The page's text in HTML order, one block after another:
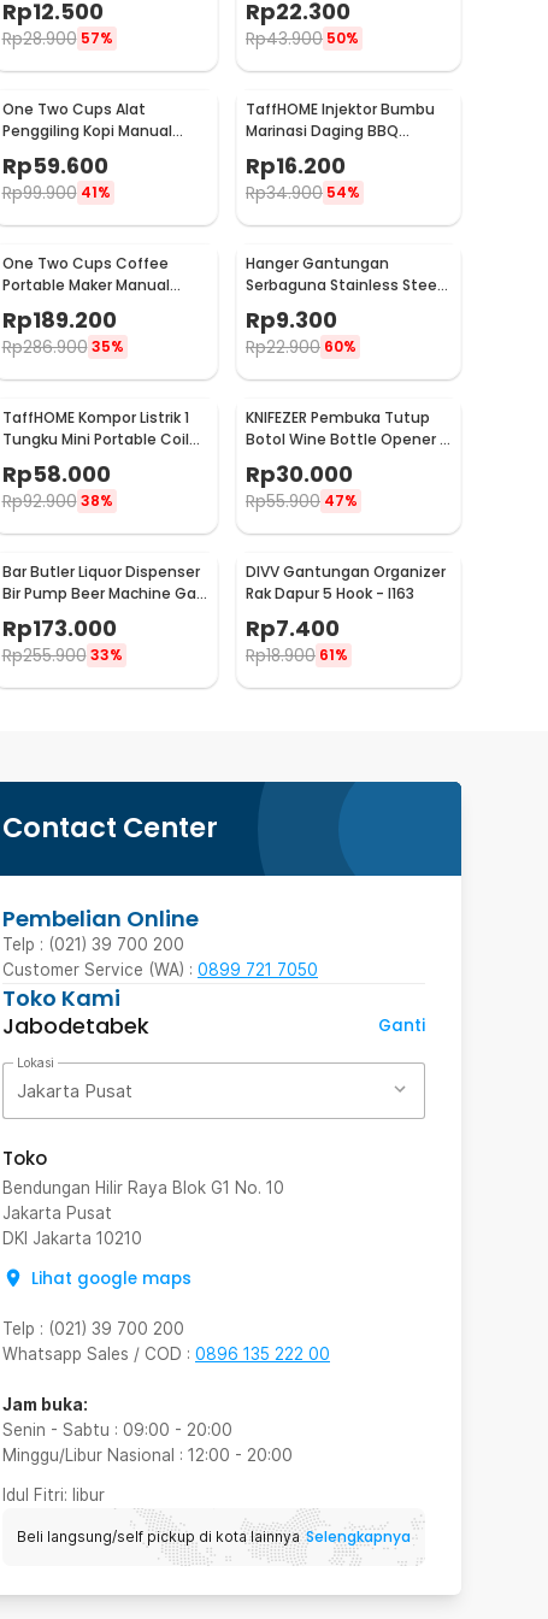
TP101
Rp12.500
Rp28.900 57%
Rp22.300
Rp43.900 50%
One Two Cups Alat
Penggiling Kopi Manual
Coffee Grinder Portable -
WFCG9800
Rp59.600
Rp99.900 41%
TaffHOME Injektor Bumbu
Marinasi Daging BBQ
Seasoning Injector - HC117
Rp16.200
Rp34.900 54%
One Two Cups Coffee
Portable Maker Manual
Hand Press Espresso 300ml
- T35066
Rp189.200
Rp286.900 35%
Hanger Gantungan
Serbaguna Stainless Steel
10 PCS - M127105
Rp9.300
Rp22.900 60%
TaffHOME Kompor Listrik 1
Tungku Mini Portable Coil
Hot Plate 500W - C1-1000-
03
Rp58.000
Rp92.900 38%
KNIFEZER Pembuka Tutup
Botol Wine Bottle Opener -
TYK-074B
Rp30.000
Rp55.900 47%
Bar Butler Liquor Dispenser
Bir Pump Beer Machine Gas
Station 900ml - P-36
Rp173.000
Rp255.900 33%
DIVV Gantungan Organizer
Rak Dapur 5 Hook - I163
Rp7.400
Rp18.900 61%
Contact Center
Pembelian Online
Telp : (021) 39 700 200
Customer Service (WA) : 0899 721 7050
Toko Kami
Jabodetabek
Ganti
Lokasi
Jakarta Pusat
Toko
Bendungan Hilir Raya Blok G1 No. 10
Jakarta Pusat
DKI Jakarta 10210
Lihat google maps
Telp : (021) 39 700 200
Whatsapp Sales / COD : 0896 135 222 00
Jam buka:
Senin - Sabtu : 09:00 - 20:00
Minggu/Libur Nasional : 12:00 - 20:00
Idul Fitri: libur
Beli langsung/self pickup di kota lainnya Selengkapnya